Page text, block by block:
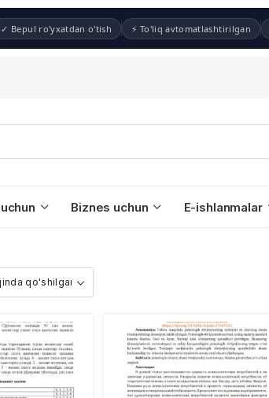
✓ Bepul ro'yxatdan o'tish ⚡ To'liq avtomatlashtirilgan
Biznes uchun E-ishlanmalar